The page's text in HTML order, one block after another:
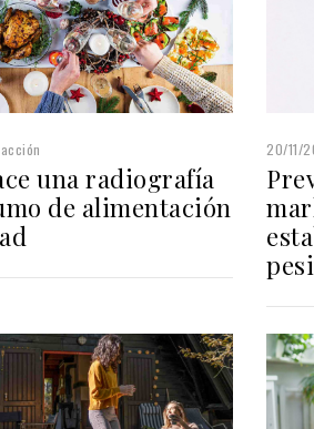
una radiografía
de alimentación
20/11/